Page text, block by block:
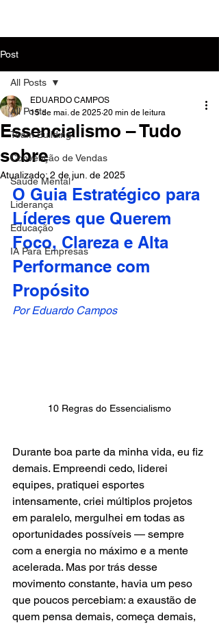
Post
All Posts
Team Building
Convenção de Vendas
Saúde Mental
Liderança
Educação
IA Para Empresas
All Posts
Essencialismo – Tudo
sobre
EDUARDO CAMPOS
15 de mai. de 2025 20 min de leitura
Atualizado: 2 de jun. de 2025
O Guia Estratégico para
Líderes que Querem
Foco, Clareza e Alta
Performance com
Propósito
Por Eduardo Campos
10 Regras do Essencialismo
Durante boa parte da minha vida, eu fiz
demais. Empreendi cedo, liderei
equipes, pratiquei esportes
intensamente, criei múltiplos projetos
em paralelo, mergulhei em todas as
oportunidades possíveis — sempre
com a energia no máximo e a mente
acelerada. Mas por trás desse
movimento constante, havia um peso
que poucos percebiam: a exaustão de
quem pensa demais, começa demais,